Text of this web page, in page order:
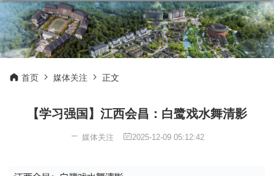
首页 媒体关注 正文
【学习强国】江西会昌：白鹭戏水舞清影
媒体关注 2025-12-09 05:12:42